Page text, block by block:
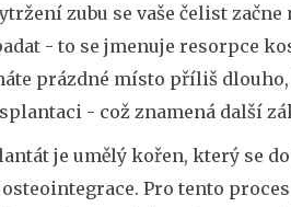
zubu se vaše čelist
- to se jmenuje resorpce
prázdné místo příliš
- což znamená další
je umělý kořen, který se
Pro tento